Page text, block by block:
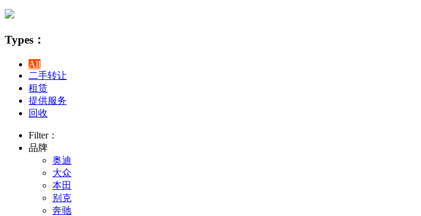
Types：
All
二手转让
租赁
提供服务
回收
Filter：
品牌
奥迪
大众
本田
别克
奔驰